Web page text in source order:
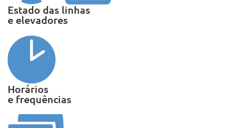
Estado das linhas
e elevadores
Horários
e frequências